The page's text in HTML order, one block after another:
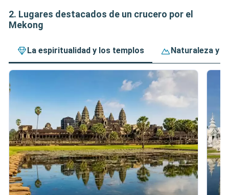
2. Lugares destacados de un crucero por el
Mekong
La espiritualidad y los templos Naturaleza y